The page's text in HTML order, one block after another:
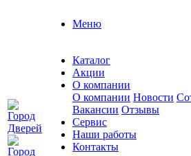
Меню
Каталог
Акции
О компании
О компании Новости
Вакансии Отзывы
Сервис
Наши работы
Контакты